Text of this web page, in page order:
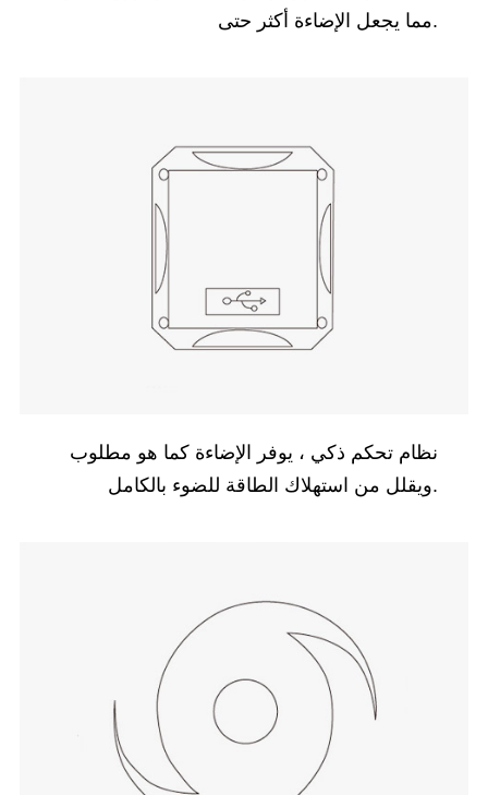
مما يجعل الإضاءة أكثر حتى.
نظام تحكم ذكي ، يوفر الإضاءة كما هو مطلوب
ويقلل من استهلاك الطاقة للضوء بالكامل.